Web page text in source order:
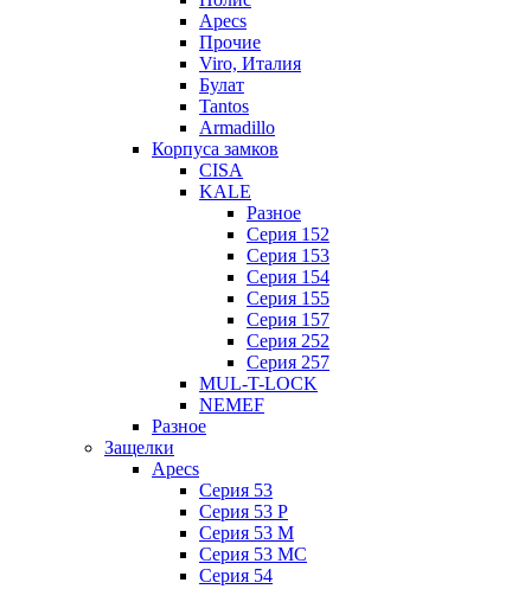
Apecs
Прочие
Viro, Италия
Булат
Tantos
Armadillo
Корпуса замков
CISA
KALE
Разное
Серия 152
Серия 153
Серия 154
Серия 155
Серия 157
Серия 252
Серия 257
MUL-T-LOCK
NEMEF
Разное
Защелки
Apecs
Серия 53
Серия 53 P
Серия 53 М
Серия 53 МC
Серия 54